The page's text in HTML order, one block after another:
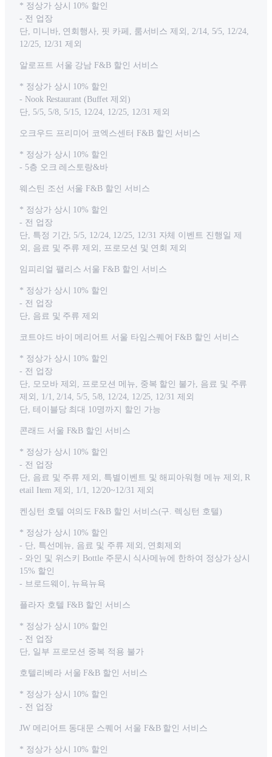
* 정상가 상시 10% 할인
- 전 업장
단, 미니바, 연회행사, 핏 카페, 룸서비스 제외, 2/14, 5/5, 12/24,
12/25, 12/31 제외
알로프트 서울 강남 F&B 할인 서비스
* 정상가 상시 10% 할인
- Nook Restaurant (Buffet 제외)
단, 5/5, 5/8, 5/15, 12/24, 12/25, 12/31 제외
오크우드 프리미어 코엑스센터 F&B 할인 서비스
* 정상가 상시 10% 할인
- 5층 오크 레스토랑&바
웨스틴 조선 서울 F&B 할인 서비스
* 정상가 상시 10% 할인
- 전 업장
단, 특정 기간, 5/5, 12/24, 12/25, 12/31 자체 이벤트 진행일 제
외, 음료 및 주류 제외, 프로모션 및 연회 제외
임피리얼 팰리스 서울 F&B 할인 서비스
* 정상가 상시 10% 할인
- 전 업장
단, 음료 및 주류 제외
코트야드 바이 메리어트 서울 타임스퀘어 F&B 할인 서비스
* 정상가 상시 10% 할인
- 전 업장
단, 모모바 제외, 프로모션 메뉴, 중복 할인 불가, 음료 및 주류
제외, 1/1, 2/14, 5/5, 5/8, 12/24, 12/25, 12/31 제외
단, 테이블당 최대 10명까지 할인 가능
콘래드 서울 F&B 할인 서비스
* 정상가 상시 10% 할인
- 전 업장
단, 음료 및 주류 제외, 특별이벤트 및 해피아워형 메뉴 제외, R
etail Item 제외, 1/1, 12/20~12/31 제외
켄싱턴 호텔 여의도 F&B 할인 서비스(구. 렉싱턴 호텔)
* 정상가 상시 10% 할인
- 단, 특선메뉴, 음료 및 주류 제외, 연회제외
- 와인 및 위스키 Bottle 주문시 식사메뉴에 한하여 정상가 상시
15% 할인
- 브로드웨이, 뉴욕뉴욕
플라자 호텔 F&B 할인 서비스
* 정상가 상시 10% 할인
- 전 업장
단, 일부 프로모션 중복 적용 불가
호텔리베라 서울 F&B 할인 서비스
* 정상가 상시 10% 할인
- 전 업장
JW 메리어트 동대문 스퀘어 서울 F&B 할인 서비스
* 정상가 상시 10% 할인